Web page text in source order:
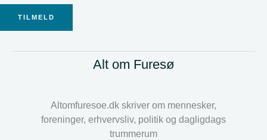
TILMELD
Alt om Furesø
Altomfuresoe.dk skriver om mennesker,
foreninger, erhvervsliv, politik og dagligdags
trummerum